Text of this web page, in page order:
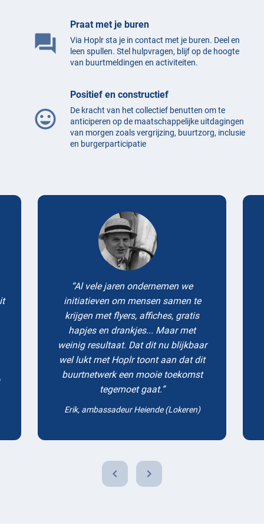
question_answer
Praat met je buren
Via Hoplr sta je in contact met je buren. Deel en
leen spullen. Stel hulpvragen, blijf op de hoogte
van buurtmeldingen en activiteiten.
mood
Positief en constructief
De kracht van het collectief benutten om te
anticiperen op de maatschappelijke uitdagingen
van morgen zoals vergrijzing, buurtzorg, inclusie
en burgerparticipatie
Testimonials
Al vele jaren ondernemen we
initiatieven om mensen samen te
krijgen met flyers, affiches, gratis
hapjes en drankjes... Maar met
weinig resultaat. Dat dit nu blijkbaar
wel lukt met Hoplr toont aan dat dit
buurtnetwerk een mooie toekomst
tegemoet gaat.
Erik, ambassadeur Heiende (Lokeren)
chevron_left chevron_right